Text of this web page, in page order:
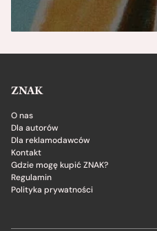
ZNAK
O nas
Dla autorów
Dla reklamodawców
Kontakt
Gdzie mogę kupić ZNAK?
Regulamin
Polityka prywatności